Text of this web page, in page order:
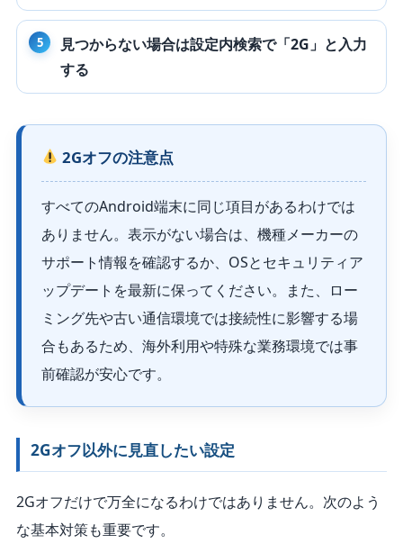
見つからない場合は設定内検索で「2G」と入力
する
2Gオフの注意点
すべてのAndroid端末に同じ項目があるわけでは
ありません。表示がない場合は、機種メーカーの
サポート情報を確認するか、OSとセキュリティア
ップデートを最新に保ってください。また、ロー
ミング先や古い通信環境では接続性に影響する場
合もあるため、海外利用や特殊な業務環境では事
前確認が安心です。
2Gオフ以外に見直したい設定
2Gオフだけで万全になるわけではありません。次のよう
な基本対策も重要です。